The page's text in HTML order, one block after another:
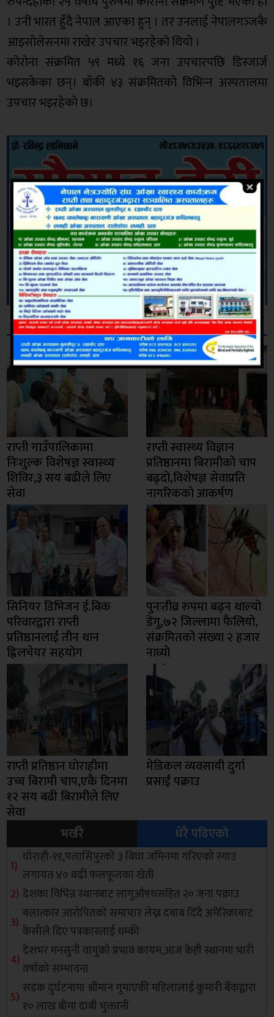
। उनी भारत हुँदै नेपाल आएका हुन् । तर उनलाई नेपालगञ्‍जकै
आइसोलेसनमा राखेर उपचार भइरहेको थियो ।
कोरोना संक्रमित ५९ मध्ये १६ जना उपचारपछि डिस्जार्ज
भइसकेका छन्। बाँकी ४३ संक्रमितको विभिन्‍न अस्पतालमा
उपचार भइरहेको छ।
सम्बन्धित
राप्ती गाउँपालिकामा
निःशुल्क विशेषज्ञ स्वास्थ्य
शिविर,३ सय बढीले लिए
सेवा
राप्ती स्वास्थ्य विज्ञान
प्रतिष्ठानमा बिरामीको चाप
बढ्दो,विशेषज्ञ सेवाप्रति
नागरिकको आकर्षण
सिनियर डिभिजन ई.बिक
परिवारद्वारा राप्ती
प्रतिष्ठानलाई तीन थान
ह्विलचेयर सहयोग
पुनःतीव्र रुपमा बढ्न थाल्यो
डेंगु,७२ जिल्लामा फैलियो,
संक्रमितको संख्या २ हजार
नाघ्याे
राप्ती प्रतिष्ठान घोराहीमा
उच्च बिरामी चाप,एकै दिनमा
१२ सय बढी बिरामीले लिए
सेवा
मेडिकल व्यवसायी दुर्गा
प्रसाईं पक्राउ
भर्खरै धेरै पढिएको
घोराही-११,पलासिपुरको ३ बिघा जमिनमा गरिएको स्याउ
लगायत ४० बढी फलफूलका खेती
देशका विभिन्न स्थानबाट लागुऔषधसहित २० जना पक्राउ
बलात्कार आरोपितको समाचार लेख्न दबाब दिँदै अमेरिकाबाट
केसीले दिए पत्रकारलाई धम्की
देशभर मनसुनी वायुको प्रभाव कायम,आज केही स्थानमा भारी
वर्षाको सम्भावना
सडक दुर्घटनामा श्रीमान गुमाएकी महिलालाई कुमारी बैंकद्वारा
१० लाख बीमा दाबी भुक्तानी